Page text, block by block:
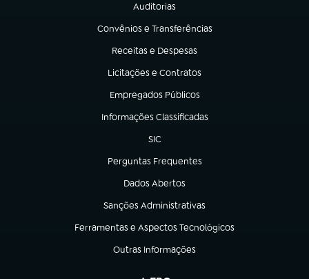
Auditorias
(abre em nova aba)
Convênios e Transferências
(abre em nova aba)
Receitas e Despesas
(abre em nova aba)
Licitações e Contratos
(abre em nova aba)
Empregados Públicos
(abre em nova aba)
Informações Classificadas
(abre em nova aba)
SIC
(abre em nova aba)
Perguntas Frequentes
(abre em nova aba)
Dados Abertos
(abre em nova aba)
Sanções Administrativas
(abre em nova aba)
Ferramentas e Aspectos Tecnológicos
(abre em nova aba)
Outras Informações
(abre em nova aba)